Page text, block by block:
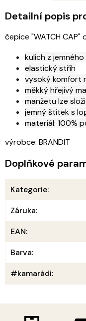
Detailní popis
čepice "WATCH CAP"
kulich z
elastický střih
vysoký komfort
měkký hřejivý
manžetu lze
jemný štítek s
materiál: 100%
výrobce: BRANDIT
Doplňkové
Kategorie:
Záruka:
EAN:
Barva:
#kamarádi: